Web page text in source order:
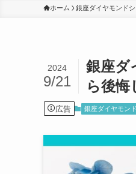
ホーム 銀座ダイヤモンド
銀座ダ
ら後悔
2024
9/21
広告 銀座ダイヤモン